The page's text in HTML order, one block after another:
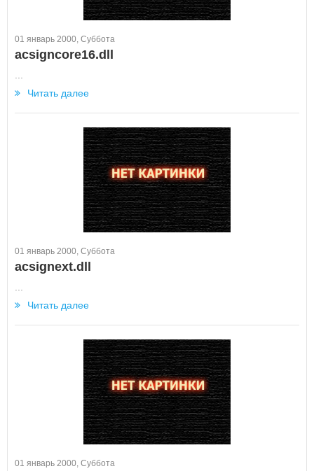
01 январь 2000, Суббота
acsigncore16.dll
Читать далее
01 январь 2000, Суббота
acsignext.dll
Читать далее
01 январь 2000, Суббота